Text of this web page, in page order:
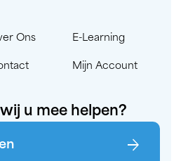
Ons E-Learning
Mijn Account
u mee helpen?
arrow_forward